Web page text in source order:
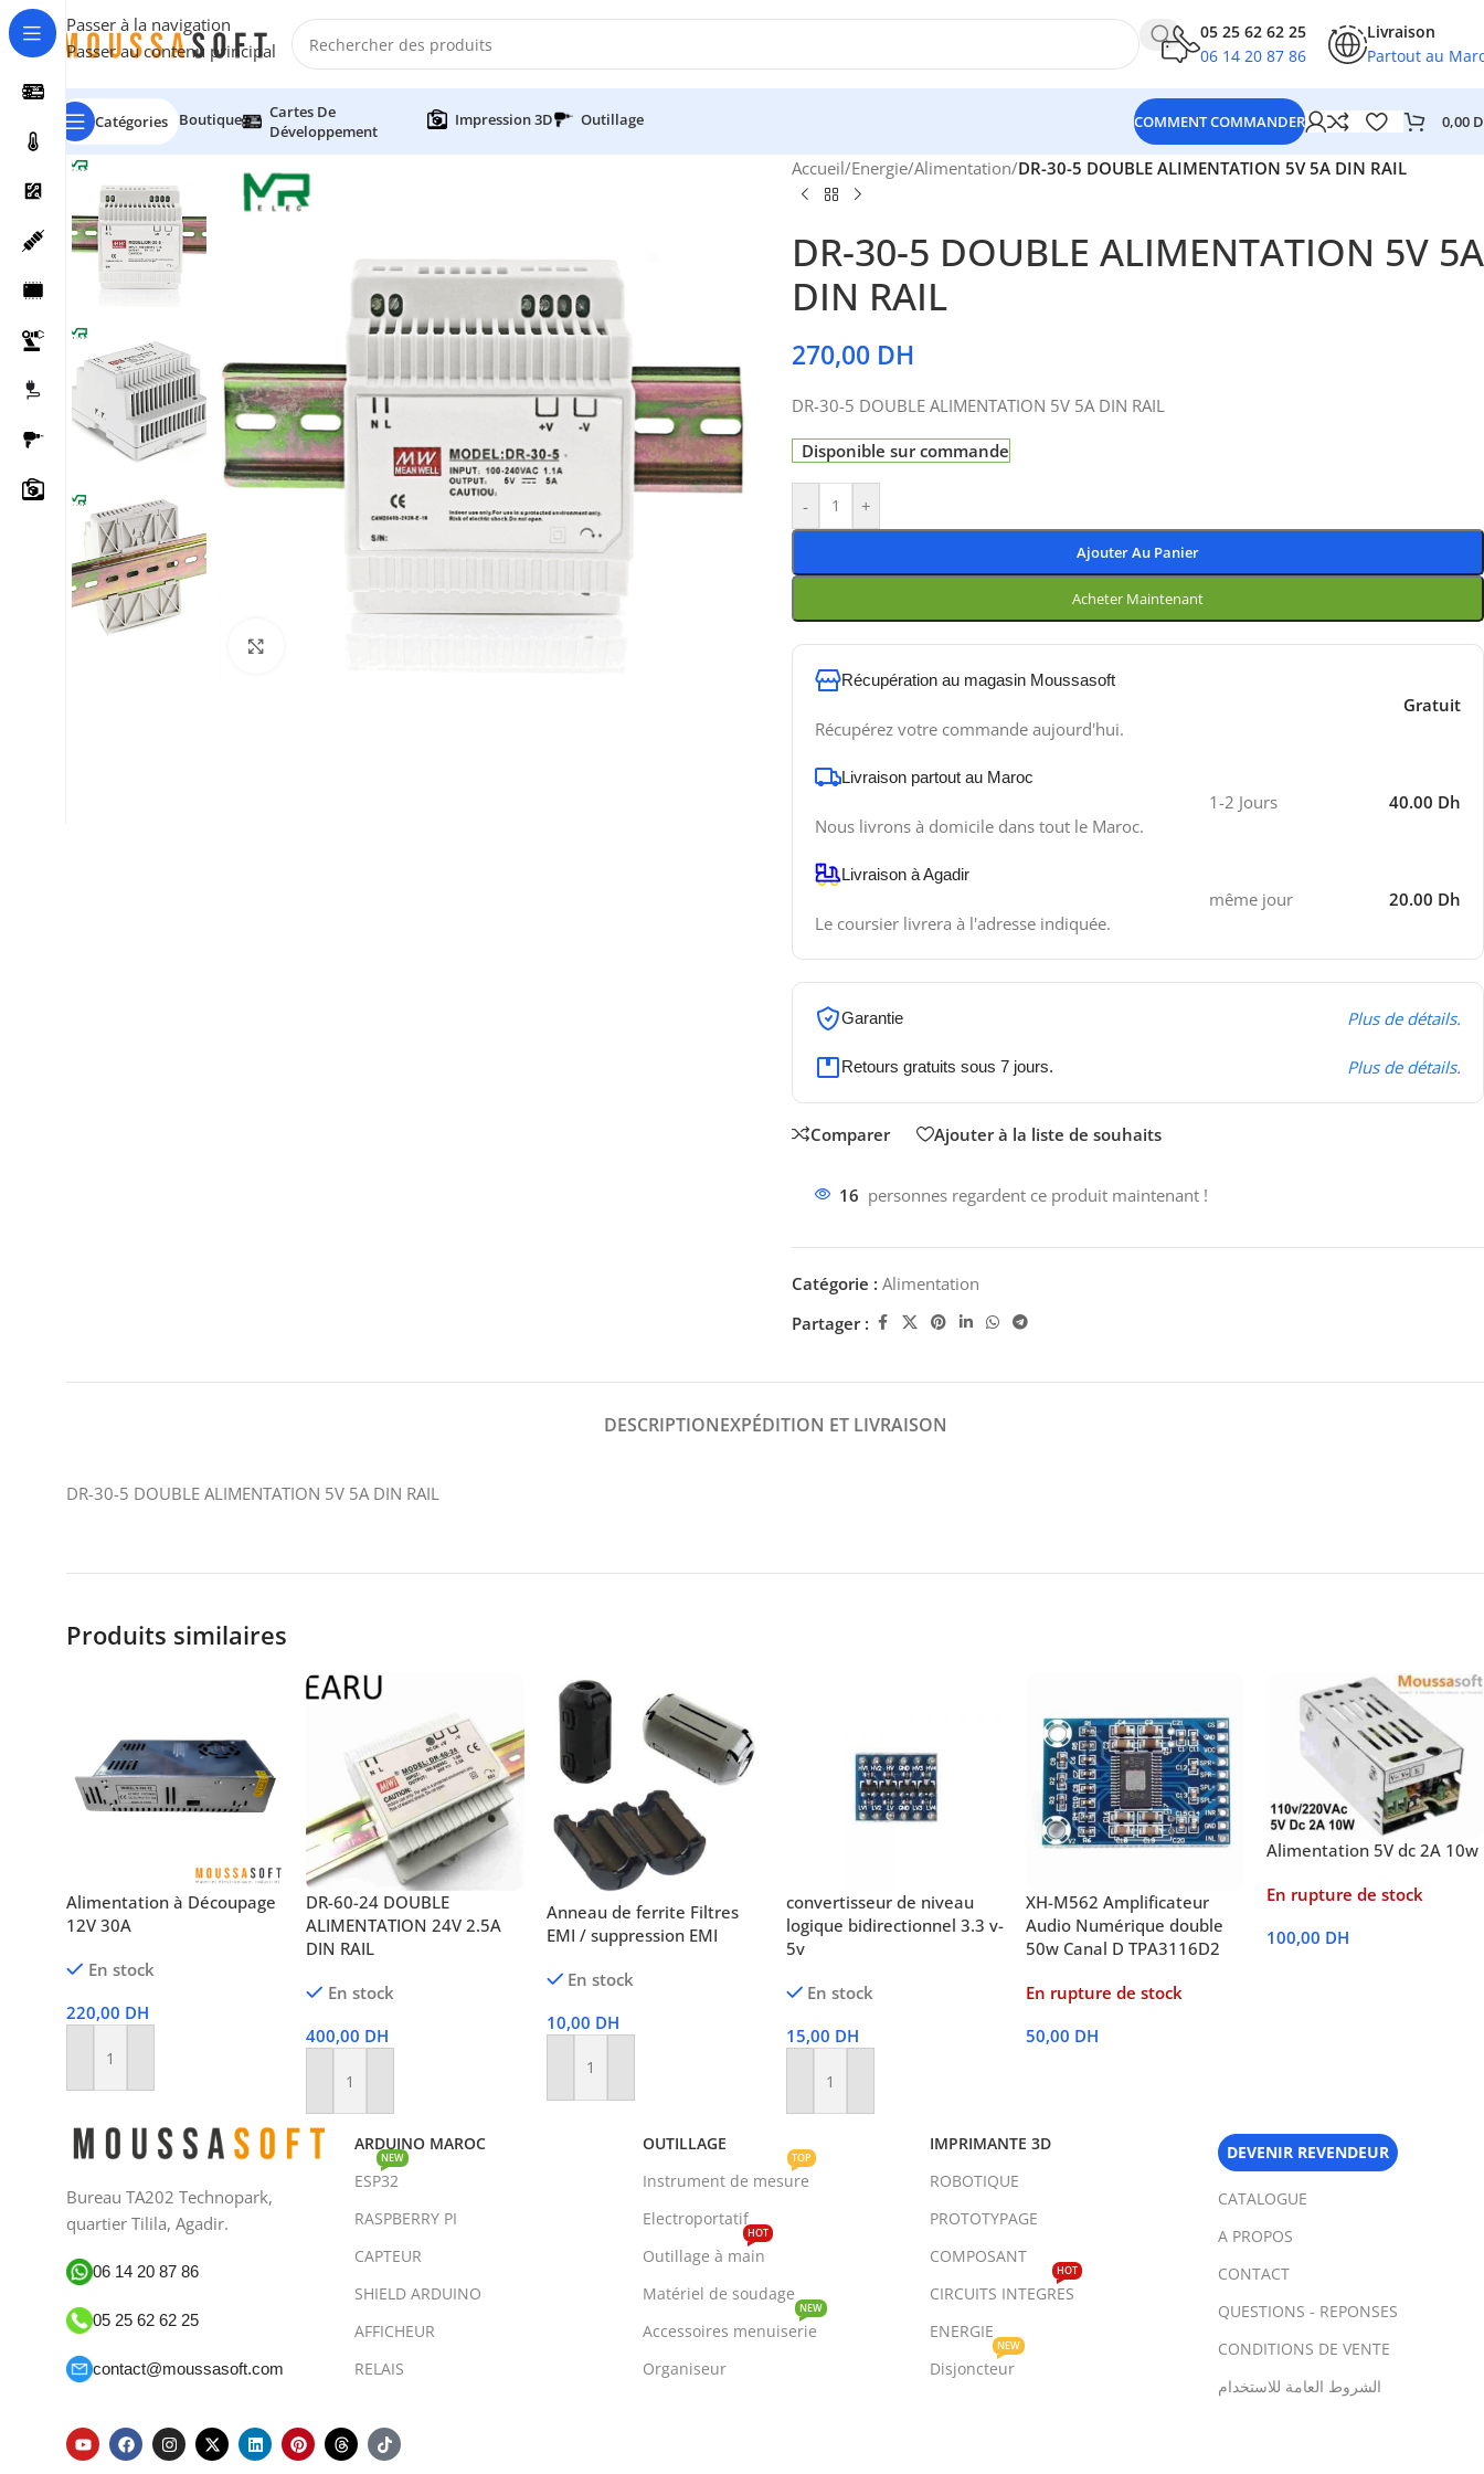
Passer à la navigation
Passer au contenu principal
05 25 62 62 25
05 25 62 62 25
06 14 20 87 86
Livraison
Partout au
Catégories Boutique
Cartes De
Développement
Impression 3D Outillage COMMENT COMMANDER 0,00
Accueil/Energie/Alimentation/DR-30-5 DOUBLE ALIMENTATION 5V 5A DIN RAIL
DR-30-5 DOUBLE ALIMENTATION 5V 5A
DIN RAIL
270,00 DH
DR-30-5 DOUBLE ALIMENTATION 5V 5A DIN RAIL
Disponible sur commande
- +
Ajouter Au Panier
Acheter Maintenant
Récupération au magasin Moussasoft
Récupérez votre commande aujourd'hui.
Gratuit
Livraison partout au Maroc
Nous livrons à domicile dans tout le Maroc.
1-2 Jours 40.00 Dh
Livraison à Agadir
Le coursier livrera à l'adresse indiquée.
même jour 20.00 Dh
Garantie Plus de détails.
Retours gratuits sous 7 jours. Plus de détails.
Comparer Ajouter à la liste de souhaits
16 personnes regardent ce produit maintenant !
Catégorie : Alimentation
Partager :
DESCRIPTIONEXPÉDITION ET LIVRAISON
DR-30-5 DOUBLE ALIMENTATION 5V 5A DIN RAIL
Produits similaires
Alimentation à Découpage
12V 30A
En stock
220,00 DH
Ajouter Au Panier
DR-60-24 DOUBLE
ALIMENTATION 24V 2.5A
DIN RAIL
En stock
400,00 DH
Ajouter Au Panier
Anneau de ferrite Filtres
EMI / suppression EMI
En stock
10,00 DH
Ajouter Au Panier
convertisseur de niveau
logique bidirectionnel 3.3 v-
5v
En stock
15,00 DH
Ajouter Au Panier
XH-M562 Amplificateur
Audio Numérique double
50w Canal D TPA3116D2
En rupture de stock
50,00 DH
Alimentation 5V dc 2A 10w
En rupture de stock
100,00 DH
Bureau TA202 Technopark,
quartier Tilila, Agadir.
06 14 20 87 86
05 25 62 62 25
contact@moussasoft.com
ARDUINO MAROC
ESP32
NEW
RASPBERRY PI
CAPTEUR
SHIELD ARDUINO
AFFICHEUR
RELAIS
OUTILLAGE
Instrument de mesure
TOP
Electroportatif
Outillage à main
HOT
Matériel de soudage
Accessoires menuiserie
NEW
Organiseur
IMPRIMANTE 3D
ROBOTIQUE
PROTOTYPAGE
COMPOSANT
CIRCUITS INTEGRES
HOT
ENERGIE
Disjoncteur
NEW
DEVENIR REVENDEUR
CATALOGUE
A PROPOS
CONTACT
QUESTIONS - REPONSES
CONDITIONS DE VENTE
الشروط العامة للاستخدام